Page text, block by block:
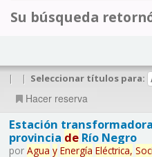
Su búsqueda
| | Seleccionar títulos para:
Hacer reserva
Estación
provincia deRío Negro
por Agua y Energía Eléctrica,